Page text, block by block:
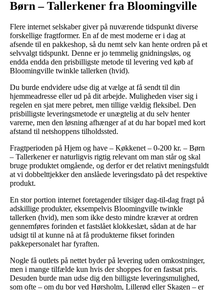
Børn – Tallerkener fra Bloomingville
Flere internet selskaber giver på nuværende tidspunkt diverse
forskellige fragtformer. En af de mest moderne er i dag at
afsende til en pakkeshop, så du nemt selv kan hente ordren på et
selvvalgt tidspunkt. Denne er jo temmelig gnidningsløs, og
endda endda den prisbilligste metode til levering ved køb af
Bloomingville twinkle tallerken (hvid).
Du burde endvidere udse dig at vælge at få sendt til din
hjemmeadresse eller ud på dit arbejde. Muligheden viser sig i
regelen en sjat mere pebret, men tillige vældig fleksibel. Den
prisbilligste leveringsmetode er unægtelig at du selv henter
varerne, men den løsning afhænger af at du har bopæl med kort
afstand til netshoppens tilholdssted.
Fragtperioden på Hjem og have – Køkkenet – 0-200 kr. – Børn
– Tallerkener er naturligvis rigtig relevant om man står og skal
bruge produktet omgående, og derfor er det relativt meningsfuldt
at vi dobbelttjekker den anslåede leveringsdato på det respektive
produkt.
En stor portion internet foretagender tilsiger dag-til-dag fragt på
adskillige produkter, eksempelvis Bloomingville twinkle
tallerken (hvid), men som ikke desto mindre kræver at ordren
gennemføres forinden et fastslået klokkeslæt, sådan at de har
udsigt til at kunne nå at få produkterne fikset forinden
pakkepersonalet har fyraften.
Nogle få outlets på nettet byder på levering uden omkostninger,
men i mange tilfælde kun hvis der shoppes for en fastsat pris.
Desuden burde man udse dig den billigste leveringsmulighed,
som ofte – om du bor ved Hørsholm, Lillerød eller Skagen – er